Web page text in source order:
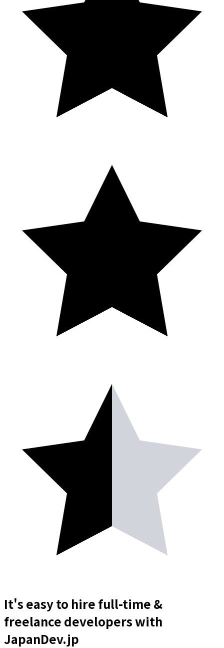
It's easy to hire full-time &
freelance developerswith
JapanDev.jp